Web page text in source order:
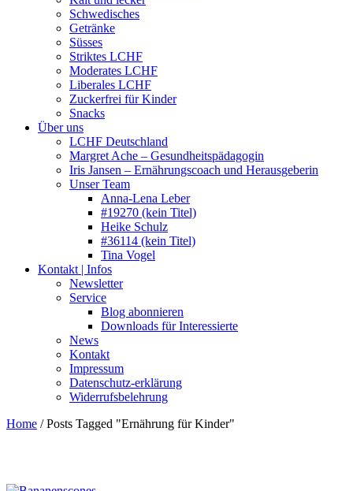
Schwedisches
Getränke
Süsses
Striktes LCHF
Moderates LCHF
Liberales LCHF
Zuckerfrei für Kinder
Snacks
Über uns
LCHF Deutschland
Margret Ache – Gesundheitspädagogin
Iris Jansen – Ernährungscoach und Herausgeberin
Unser Team
Anna-Lena Leber
#19270 (kein Titel)
Heike Schulz
#36114 (kein Titel)
Tina Vogel
Kontakt | Infos
Newsletter
Service
Blog abonnieren
Downloads für Interessierte
News
Kontakt
Impressum
Datenschutz-erklärung
Widerrufsbelehrung
Home /Posts Tagged "Ernährung für Kinder"